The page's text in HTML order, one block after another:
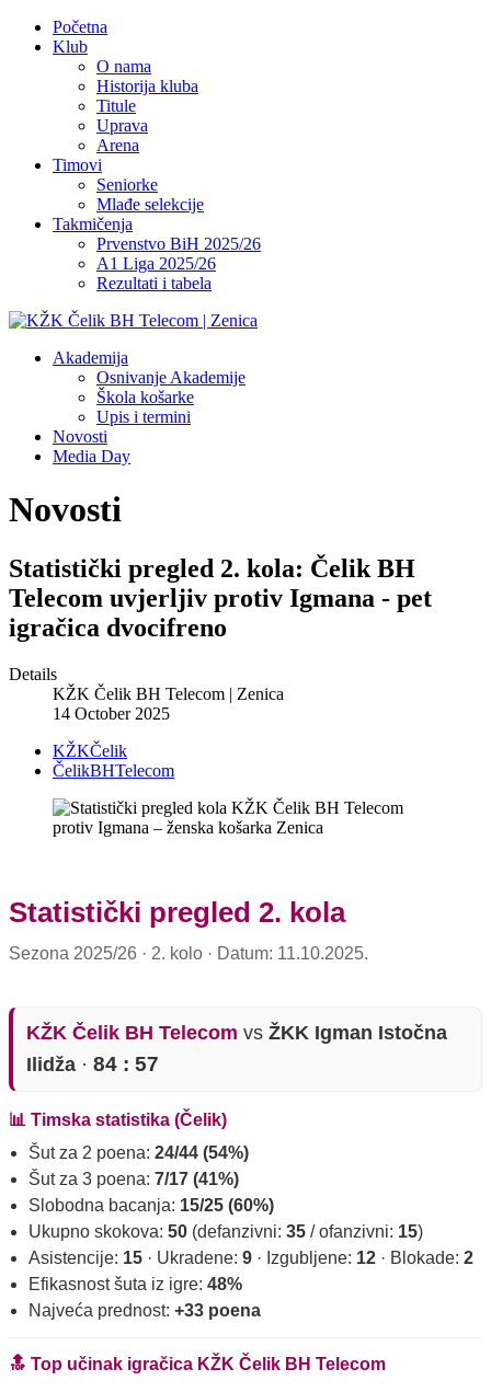
Početna
Klub
O nama
Historija kluba
Titule
Uprava
Arena
Timovi
Seniorke
Mlađe selekcije
Takmičenja
Prvenstvo BiH 2025/26
A1 Liga 2025/26
Rezultati i tabela
Akademija
Osnivanje Akademije
Škola košarke
Upis i termini
Novosti
Media Day
Novosti
Statistički pregled 2. kola: Čelik BH
Telecom uvjerljiv protiv Igmana - pet
igračica dvocifreno
Details
KŽK Čelik BH Telecom | Zenica
14 October 2025
KŽKČelik
ČelikBHTelecom
Statistički pregled 2. kola
Sezona 2025/26 · 2. kolo · Datum: 11.10.2025.
KŽK Čelik BH Telecom vs ŽKK Igman Istočna
Ilidža · 84 : 57
📊 Timska statistika (Čelik)
Šut za 2 poena: 24/44 (54%)
Šut za 3 poena: 7/17 (41%)
Slobodna bacanja: 15/25 (60%)
Ukupno skokova: 50 (defanzivni: 35 / ofanzivni: 15)
Asistencije: 15 · Ukradene: 9 · Izgubljene: 12 · Blokade: 2
Efikasnost šuta iz igre: 48%
Najveća prednost: +33 poena
🔝 Top učinak igračica KŽK Čelik BH Telecom